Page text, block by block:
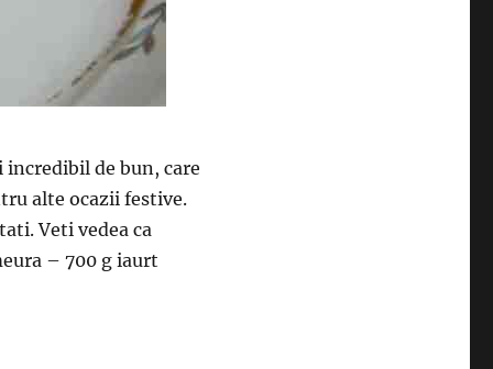
de bun, care
alte ocazii festive.
Veti vedea ca
– 700 g iaurt